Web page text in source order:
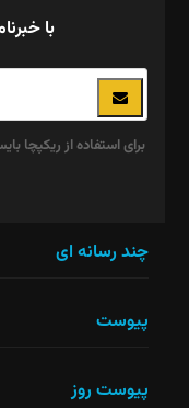
با
نباید
چند رسانه ای
پیوست
پیوست روز